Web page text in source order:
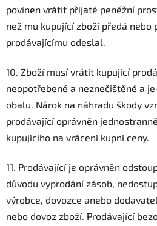
povinen vrátit přijaté peněžní
než mu kupující zboží předá nebo
prodávajícímu odeslal.
10. Zboží musí vrátit kupující
neopotřebené a neznečištěné a
obalu. Nárok na náhradu škody
prodávající oprávněn
kupujícího na vrácení kupní ceny.
11. Prodávající je oprávněn
důvodu vyprodání zásob,
výrobce, dovozce anebo
nebo dovoz zboží. Prodávající